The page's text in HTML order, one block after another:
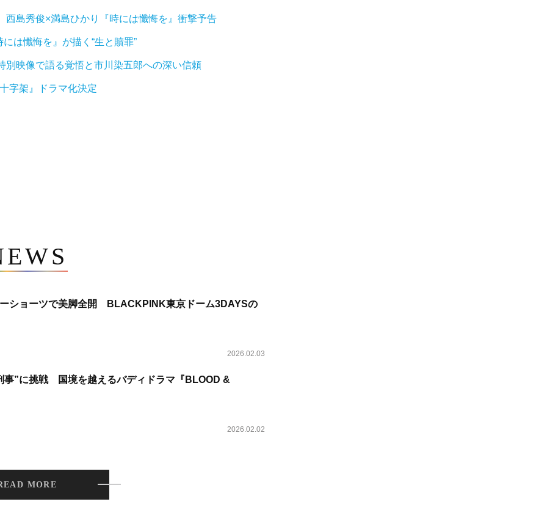
島秀俊×満島ひかり『時には懺悔を』衝撃予告
は懺悔を』が描く“生と贖罪”
映像で語る覚悟と市川染五郎への深い信頼
字架』ドラマ化決定
ショーツで美脚全開 BLACKPINK東京ドーム3DAYSの
2026.02.03
事”に挑戦 国境を越えるバディドラマ『BLOOD &
2026.02.02
MORE